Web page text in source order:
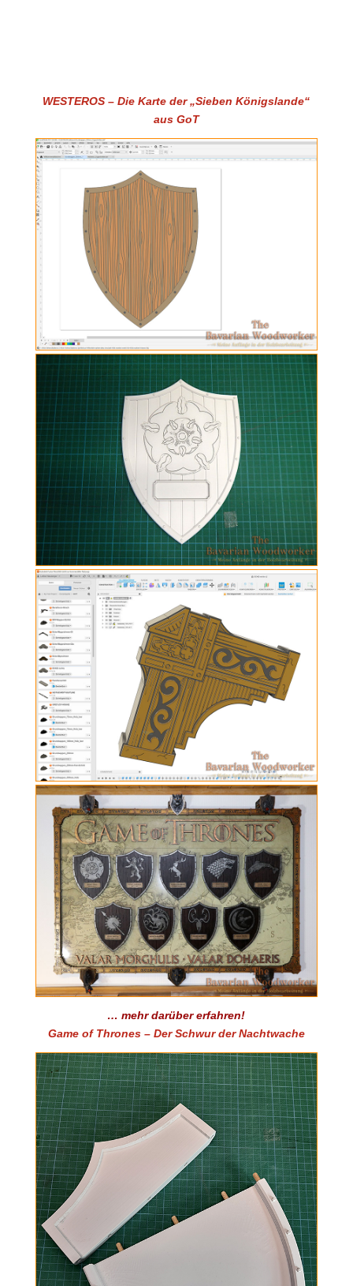
WESTEROS – Die Karte der „Sieben Königslande“
aus GoT
… mehr darüber erfahren!
Game of Thrones – Der Schwur der Nachtwache